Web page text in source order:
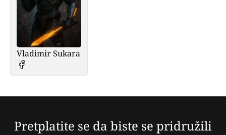
Vladimir Sukara
Pretplatite se da biste se pridružili